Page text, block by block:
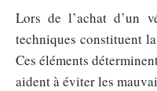
Lors de l’achat d’un
techniques constituent
Ces éléments
aident à éviter les